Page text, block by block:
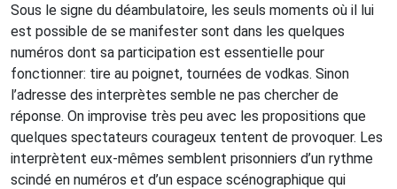
Sous le signe du déambulatoire, les seuls moments où il lui
est possible de se manifester sont dans les quelques
numéros dont sa participation est essentielle pour
fonctionner: tire au poignet, tournées de vodkas. Sinon
l’adresse des interprètes semble ne pas chercher de
réponse. On improvise très peu avec les propositions que
quelques spectateurs courageux tentent de provoquer. Les
interprètent eux-mêmes semblent prisonniers d’un rythme
scindé en numéros et d’un espace scénographique qui